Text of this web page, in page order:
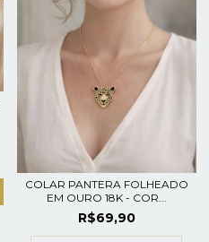
COLAR PANTERA FOLHEADO
EM OURO 18K - COR...
R$69,90